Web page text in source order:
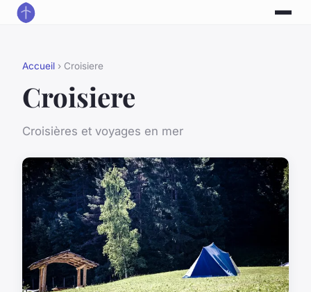
Accueil › Croisiere
Croisiere
Croisières et voyages en mer